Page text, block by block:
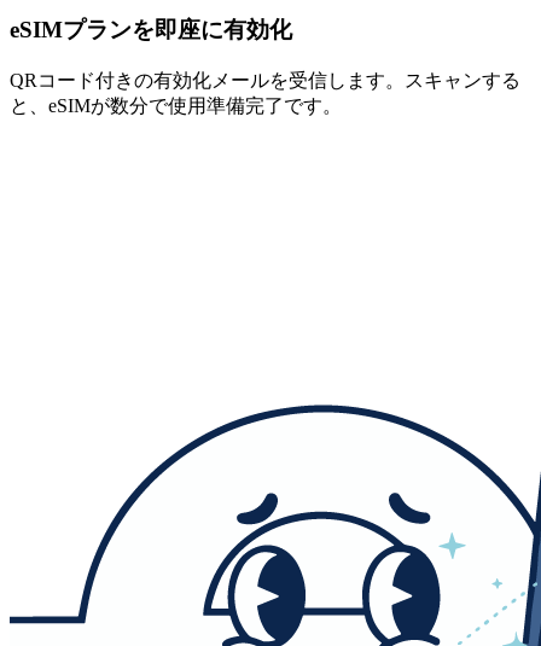
eSIMプランを即座に有効化
QRコード付きの有効化メールを受信します。スキャンする
と、eSIMが数分で使用準備完了です。